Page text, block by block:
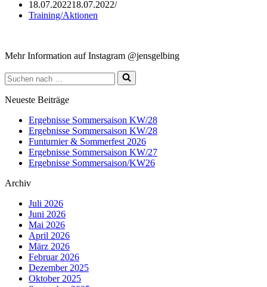
18.07.202218.07.2022
Training/Aktionen
Mehr Information auf Instagram @jensgelbing
Suchen
nach …
Neueste Beiträge
Ergebnisse Sommersaison KW/28
Ergebnisse Sommersaison KW/28
Funturnier & Sommerfest 2026
Ergebnisse Sommersaison KW/27
Ergebnisse Sommersaison/KW26
Archiv
Juli 2026
Juni 2026
Mai 2026
April 2026
März 2026
Februar 2026
Dezember 2025
Oktober 2025